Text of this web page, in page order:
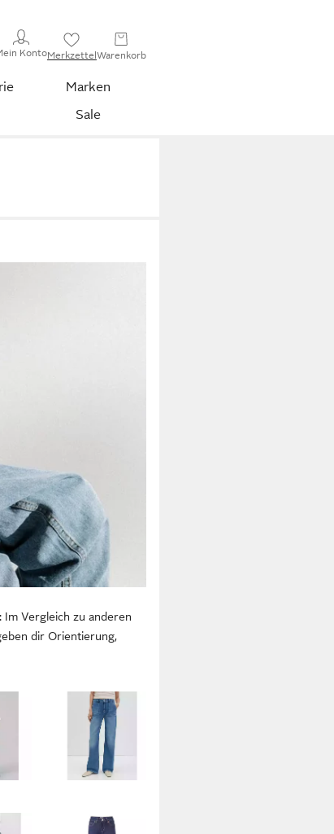
KontoMerkzettelWarenkorb
Marken
Sale
Vergleich zu anderen
dir Orientierung,